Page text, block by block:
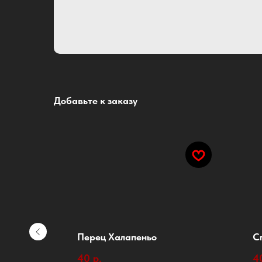
Добавьте к заказу
Перец Халапеньо
40 р.